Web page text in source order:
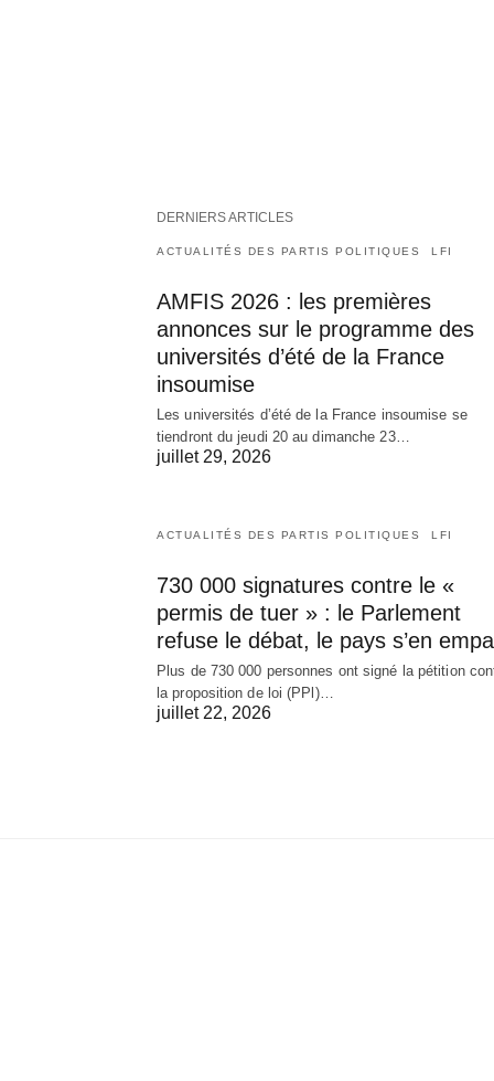
DERNIERS ARTICLES
ACTUALITÉS DES PARTIS POLITIQUES LFI
AMFIS 2026 : les premières
annonces sur le programme des
universités d’été de la France
insoumise
Les universités d’été de la France insoumise se
tiendront du jeudi 20 au dimanche 23…
juillet 29, 2026
ACTUALITÉS DES PARTIS POLITIQUES LFI
730 000 signatures contre le «
permis de tuer » : le Parlement
refuse le débat, le pays s’en
Plus de 730 000 personnes ont signé la pétition
la proposition de loi (PPl)…
juillet 22, 2026